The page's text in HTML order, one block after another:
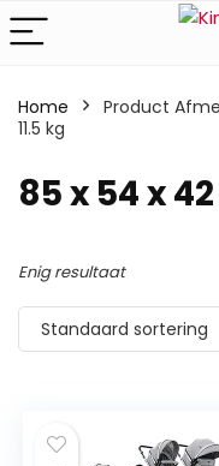
Home Product
11.5 kg
‎85 x 54 x
Enig resultaat
Standaard sortering